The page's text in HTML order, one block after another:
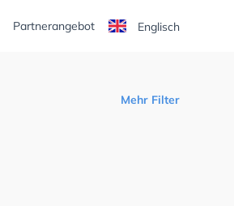
Partnerangebot Englisch
Mehr Filter